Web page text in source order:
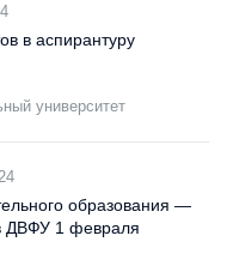
в аспирантуру
университет
образования —
ДВФУ 1 февраля